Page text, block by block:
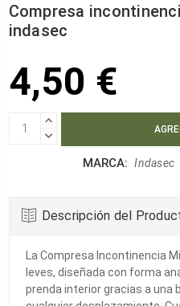
Compresa
indasec
4,50 €
AUMENTAR
CANTIDAD:
DISMINUIR
MARCA: Indasec
Descripción del
La Compresa Incontinencia
leves, diseñada con forma
prenda interior gracias a una